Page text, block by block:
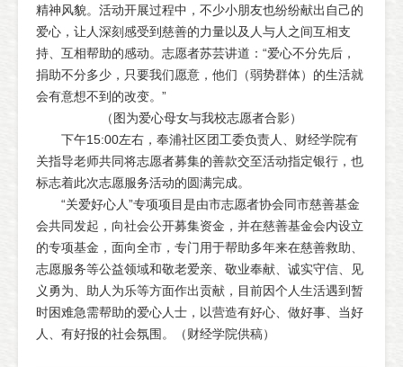
精神风貌。活动开展过程中，不少小朋友也纷纷献出自己的
爱心，让人深刻感受到慈善的力量以及人与人之间互相支
持、互相帮助的感动。志愿者苏芸讲道：“爱心不分先后，
捐助不分多少，只要我们愿意，他们（弱势群体）的生活就
会有意想不到的改变。”
（图为爱心母女与我校志愿者合影）
下午15:00左右，奉浦社区团工委负责人、财经学院有
关指导老师共同将志愿者募集的善款交至活动指定银行，也
标志着此次志愿服务活动的圆满完成。
“关爱好心人”专项项目是由市志愿者协会同市慈善基金
会共同发起，向社会公开募集资金，并在慈善基金会内设立
的专项基金，面向全市，专门用于帮助多年来在慈善救助、
志愿服务等公益领域和敬老爱亲、敬业奉献、诚实守信、见
义勇为、助人为乐等方面作出贡献，目前因个人生活遇到暂
时困难急需帮助的爱心人士，以营造有好心、做好事、当好
人、有好报的社会氛围。（财经学院供稿）